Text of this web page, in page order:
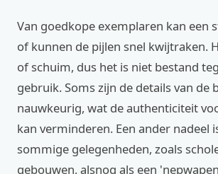
Van goedkope exemplaren kan een
of kunnen de pijlen snel kwijtraken.
of schuim, dus het is niet bestand
gebruik. Soms zijn de details van de
nauwkeurig, wat de authenticiteit
kan verminderen. Een ander nadeel
sommige gelegenheden, zoals
gebouwen, alsnog als een